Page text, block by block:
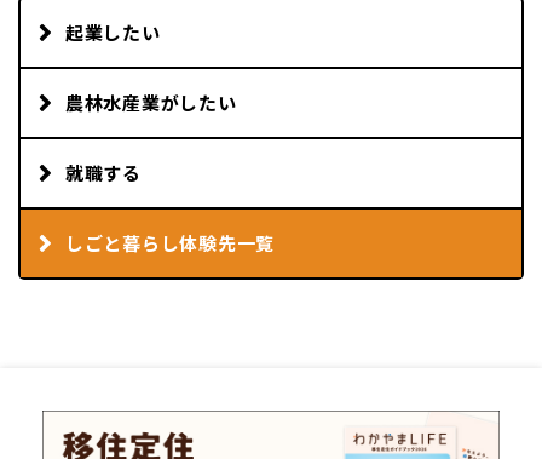
起業したい
農林水産業がしたい
就職する
しごと暮らし体験先一覧